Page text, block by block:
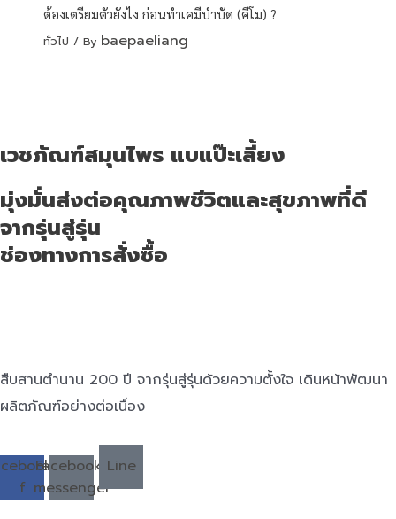
ต้องเตรียมตัวยังไง ก่อนทำเคมีบำบัด (คีโม) ?
ทั่วไป / By baepaeliang
เวชภัณฑ์สมุนไพร แบแป๊ะเลี้ยง
มุ่งมั่นส่งต่อคุณภาพชีวิตและสุขภาพที่ดี
จากรุ่นสู่รุ่น
ช่องทางการสั่งซื้อ
สืบสานตำนาน 200 ปี จากรุ่นสู่รุ่นด้วยความตั้งใจ เดินหน้าพัฒนา
ผลิตภัณฑ์อย่างต่อเนื่อง
f
Facebook-
messenger
Line